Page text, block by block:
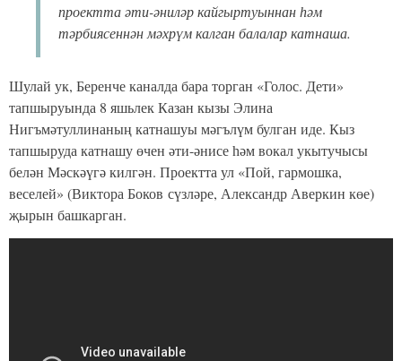
проектта әти-әниләр кайгыртуыннан һәм
тәрбиясеннән мәхрүм калган балалар катнаша.
Шулай ук, Беренче каналда бара торган «Голос. Дети»
тапшыруында 8 яшьлек Казан кызы Элина
Нигъмәтуллинаның катнашуы мәгълүм булган иде. Кыз
тапшыруда катнашу өчен әти-әнисе һәм вокал укытучысы
белән Мәскәүгә килгән. Проектта ул «Пой, гармошка,
веселей» (Виктора Боков сүзләре, Александр Аверкин көе)
җырын башкарган.